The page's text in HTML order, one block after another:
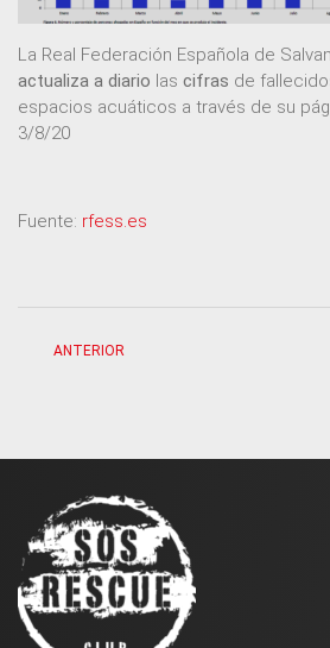
La Real Federación Española de
actualiza a diario las cifras de
espacios acuáticos a través de su
3/8/20
Fuente: rfess.es
ANTERIOR